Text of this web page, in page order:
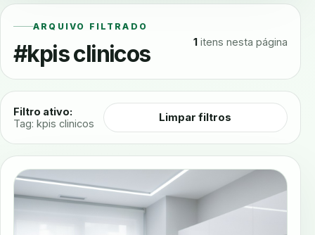
ARQUIVO FILTRADO
#kpis clinicos 1 itens nesta página
Filtro ativo:
Tag: kpis clinicos
Limpar filtros